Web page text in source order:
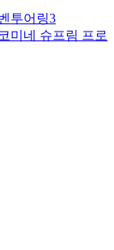
투어링3
미네 슈프림 프로